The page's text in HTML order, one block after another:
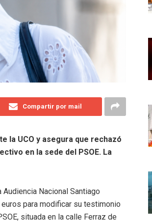
Compartir por mail
la UCO y asegura que rechazó
en la sede del PSOE. La
Nacional Santiago
para modificar su testimonio
situada en la calle Ferraz de